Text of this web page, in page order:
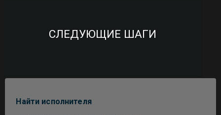
СЛЕДУЮЩИЕ ШАГИ
Найти исполнителя